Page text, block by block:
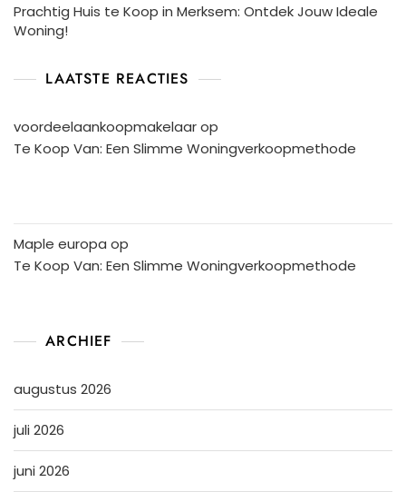
Prachtig Huis te Koop in Merksem: Ontdek Jouw Ideale
Woning!
LAATSTE REACTIES
voordeelaankoopmakelaarop
Te Koop Van: Een Slimme Woningverkoopmethode
Maple europa op
Te Koop Van: Een Slimme Woningverkoopmethode
ARCHIEF
augustus 2026
juli 2026
juni 2026